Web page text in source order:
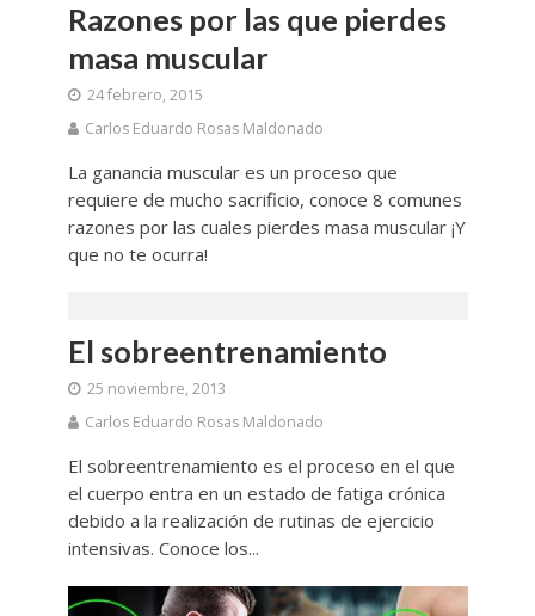
Razones por las que pierdes
masa muscular
24 febrero, 2015
Carlos Eduardo Rosas Maldonado
La ganancia muscular es un proceso que
requiere de mucho sacrificio, conoce 8 comunes
razones por las cuales pierdes masa muscular ¡Y
que no te ocurra!
El sobreentrenamiento
25 noviembre, 2013
Carlos Eduardo Rosas Maldonado
El sobreentrenamiento es el proceso en el que
el cuerpo entra en un estado de fatiga crónica
debido a la realización de rutinas de ejercicio
intensivas. Conoce los...